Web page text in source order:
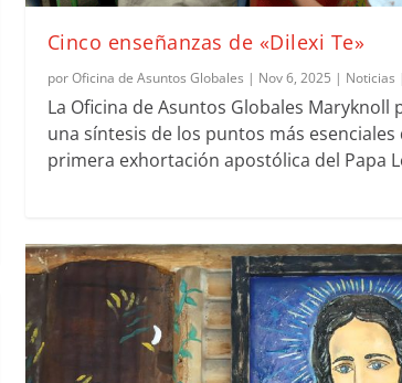
Cinco enseñanzas de «Dilexi Te»
porOficina de Asuntos Globales | Nov 6, 2025 | Noticias
La Oficina de Asuntos Globales Maryknoll
una síntesis de los puntos más esenciales
primera exhortación apostólica del Papa